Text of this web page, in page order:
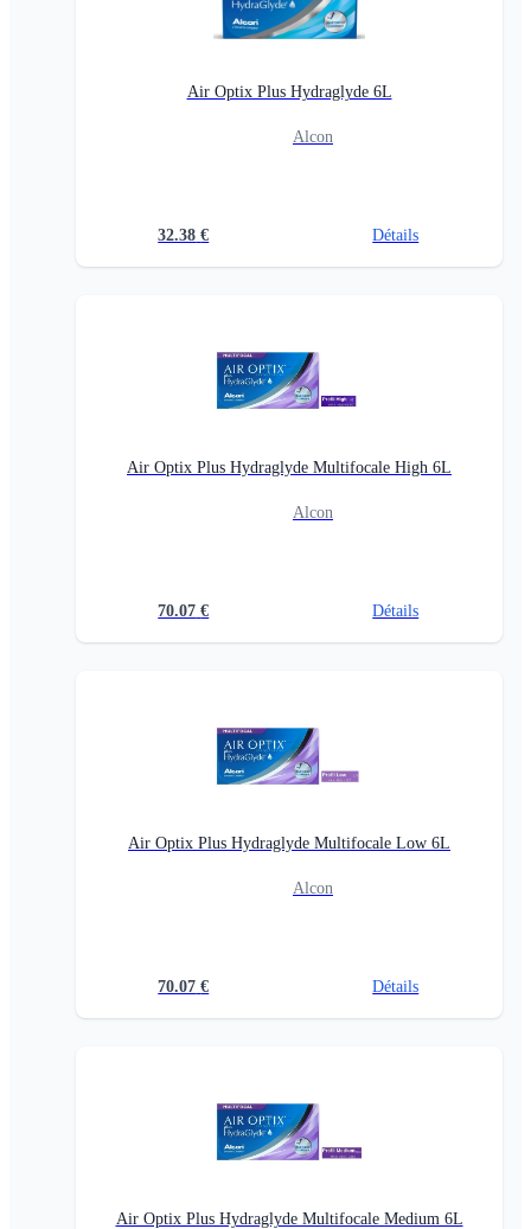
Air Optix Plus Hydraglyde 6L
Alcon
32.38 € Détails
Air Optix Plus Hydraglyde Multifocale High 6L
Alcon
70.07 € Détails
Air Optix Plus Hydraglyde Multifocale Low 6L
Alcon
70.07 € Détails
Air Optix Plus Hydraglyde Multifocale Medium 6L